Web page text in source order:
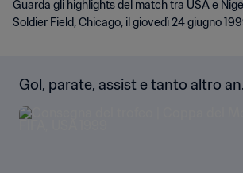
Guarda gli highlights del match tra USA e
Soldier Field, Chicago, il giovedì 24 giugno
Gol, parate, assist e tanto altro
ora!